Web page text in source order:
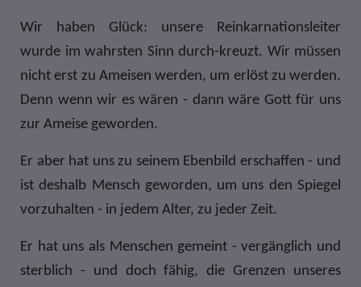
Wir haben Glück: unsere Reinkarnationsleiter
wurde im wahrsten Sinn durch-kreuzt. Wir müssen
nicht erst zu Ameisen werden, um erlöst zu werden.
Denn wenn wir es wären - dann wäre Gott für uns
zur Ameise geworden.
Er aber hat uns zu seinem Ebenbild erschaffen - und
ist deshalb Mensch geworden, um uns den Spiegel
vorzuhalten - in jedem Alter, zu jeder Zeit.
Er hat uns als Menschen gemeint - vergänglich und
sterblich - und doch fähig, die Grenzen unseres